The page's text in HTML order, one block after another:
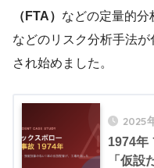
（FTA） などの定量的分
などのリスク分析手法
され始めました。
2025
1974年
「仮設